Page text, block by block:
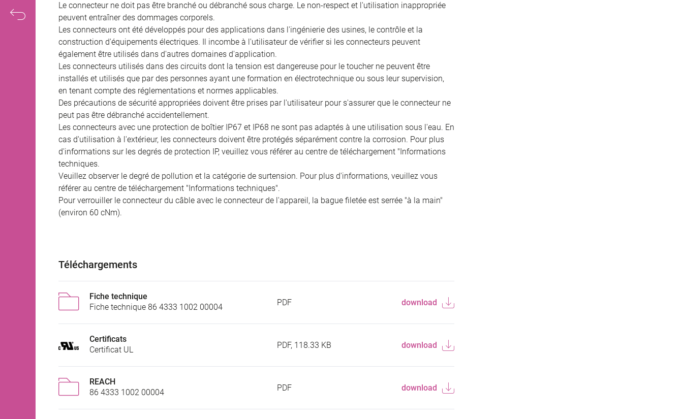
Le connecteur ne doit pas être branché ou débranché sous charge. Le non-respect et l'utilisation inappropriée
peuvent entraîner des dommages corporels.
Les connecteurs ont été développés pour des applications dans l'ingénierie des usines, le contrôle et la
construction d'équipements électriques. Il incombe à l'utilisateur de vérifier si les connecteurs peuvent
également être utilisés dans d'autres domaines d'application.
Les connecteurs utilisés dans des circuits dont la tension est dangereuse pour le toucher ne peuvent être
installés et utilisés que par des personnes ayant une formation en électrotechnique ou sous leur supervision,
en tenant compte des réglementations et normes applicables.
Des précautions de sécurité appropriées doivent être prises par l'utilisateur pour s'assurer que le connecteur ne
peut pas être débranché accidentellement.
Les connecteurs avec une protection de boîtier IP67 et IP68 ne sont pas adaptés à une utilisation sous l'eau. En
cas d'utilisation à l'extérieur, les connecteurs doivent être protégés séparément contre la corrosion. Pour plus
d'informations sur les degrés de protection IP, veuillez vous référer au centre de téléchargement "Informations
techniques.
Veuillez observer le degré de pollution et la catégorie de surtension. Pour plus d'informations, veuillez vous
référer au centre de téléchargement "Informations techniques".
Pour verrouiller le connecteur du câble avec le connecteur de l'appareil, la bague filetée est serrée "à la main"
(environ 60 cNm).
Téléchargements
Fiche technique
Fiche technique 86 4333 1002 00004
PDF download
Certificats
Certificat UL
PDF, 118.33 KB download
REACH
86 4333 1002 00004
PDF download